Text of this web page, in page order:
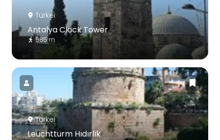
Türkei
Antalya Clock Tower
585 m
Türkei
Leuchtturm Hıdırlık